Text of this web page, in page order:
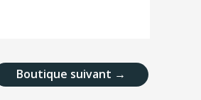
Boutique suivant →